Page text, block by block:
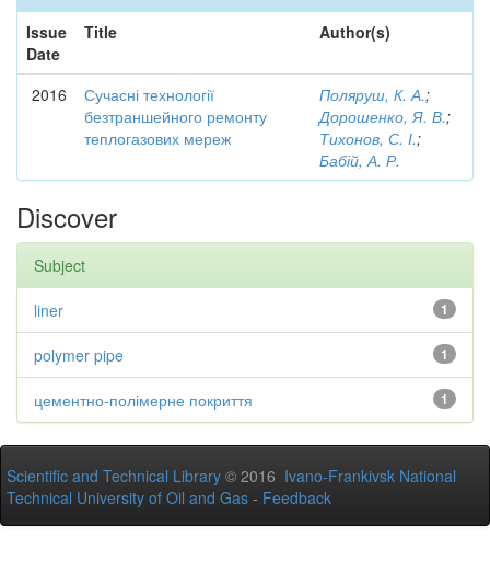
Issue
Date
Title Author(s)
2016
Сучасні технології
безтраншейного ремонту
теплогазових мереж
Поляруш, К. А.;
Дорошенко, Я. В.;
Тихонов, С. І.;
Бабій, А. Р.
Discover
Subject
1
liner
1
polymer pipe
1
цементно-полімерне покриття
Scientific and Technical Library © 2016 Ivano-Frankivsk National
Technical University of Oil and Gas - Feedback